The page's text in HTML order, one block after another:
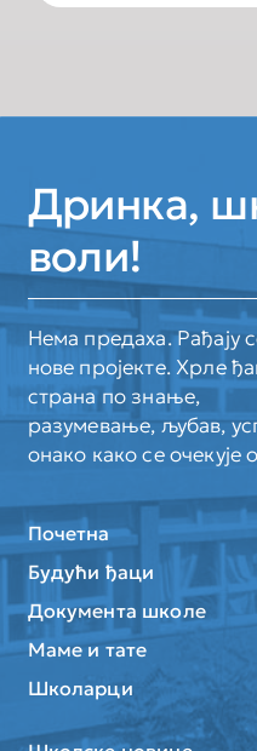
Дринка,
воли!
Нема предаха. Рађају
нове пројекте. Хрле
страна по знање,
разумевање, љубав,
онако како се очекује
Почетна
Будући ђаци
Документа школе
Маме и тате
Школарци